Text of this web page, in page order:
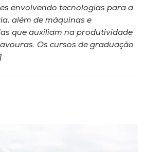
envolvendo tecnologias para a
além de máquinas e
que auxiliam na produtividade
Os cursos de graduação